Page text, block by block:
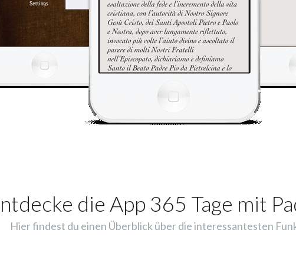
die App 365 Tage mit
Hier findest du einen Überblick über die interessantesten